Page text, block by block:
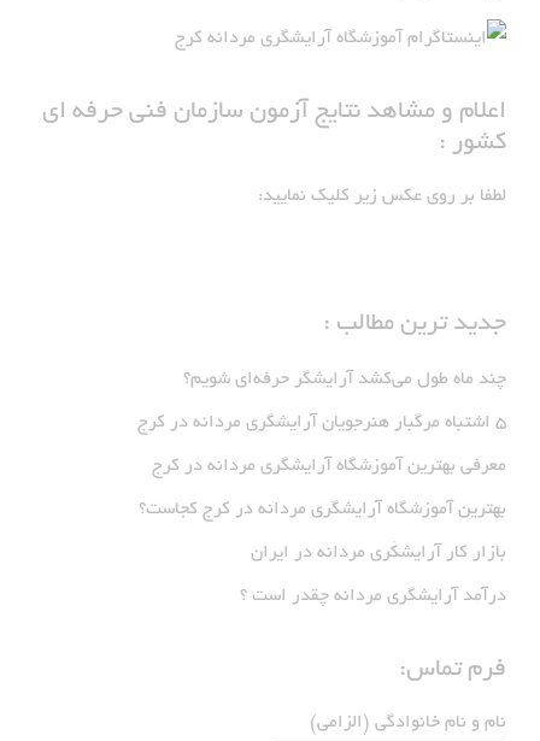
اعلام و مشاهد نتایج آزمون سازمان فنی حرفه ای
کشور :
لطفا بر روی عکس زیر کلیک نمایید:
جدید ترین مطالب :
چند ماه طول می‌کشد آرایشگر حرفه‌ای شویم؟
5 اشتباه مرگبار هنرجویان آرایشگری مردانه در کرج
معرفی بهترین آموزشگاه آرایشگری مردانه در کرج
بهترین آموزشگاه آرایشگری مردانه در کرج کجاست؟
بازار كار آرايشكَرى مردانه در ايران
درآمد آرایشگری مردانه چقدر است ؟
فرم تماس:
نام و نام خانوادگی (الزامی)